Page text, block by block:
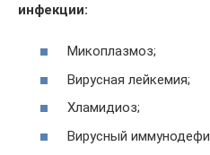
инфекции:
Микоплазмоз;
Вирусная лейкемия;
Хламидиоз;
Вирусный